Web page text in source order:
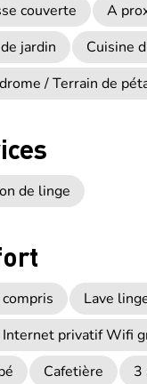
couverte
A
jardin
Cuisine
/ Terrain de
de linge
Lave
Internet privatif Wifi
Cafetière 3